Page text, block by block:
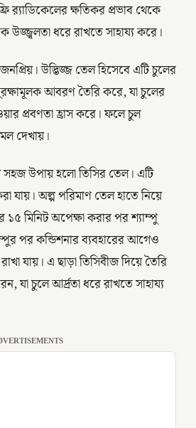
র‍্যাডিকেলের ক্ষতিকর প্রভাব থেকে
উজ্জ্বলতা ধরে রাখতে সাহায্য করে।
উদ্ভিজ্জ তেল হিসেবে এটি চুলের
আবরণ তৈরি করে, যা চুলের
প্রবণতা হ্রাস করে। ফলে চুল
দেখায়।
সহজ উপায় হলো তিসির তেল। এটি
যায়। অল্প পরিমাণ তেল হাতে নিয়ে
১৫ মিনিট অপেক্ষা করার পর শ্যাম্পু
পর কন্ডিশনার ব্যবহারের আগেও
যায়। এ ছাড়া তিসিবীজ দিয়ে তৈরি
যা চুলে আর্দ্রতা ধরে রাখতে সাহায্য